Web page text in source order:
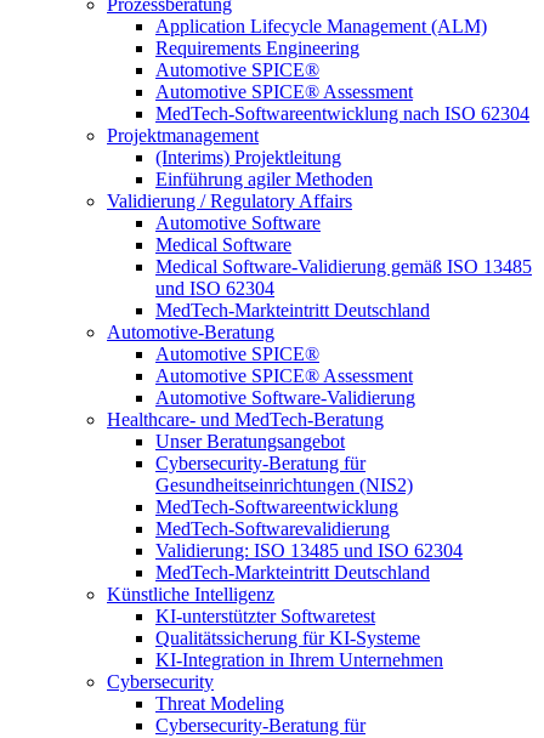
Prozessberatung
Application Lifecycle Management (ALM)
Requirements Engineering
Automotive SPICE®
Automotive SPICE® Assessment
MedTech-Softwareentwicklung nach ISO 62304
Projektmanagement
(Interims) Projektleitung
Einführung agiler Methoden
Validierung / Regulatory Affairs
Automotive Software
Medical Software
Medical Software-Validierung gemäß ISO 13485
und ISO 62304
MedTech-Markteintritt Deutschland
Automotive-Beratung
Automotive SPICE®
Automotive SPICE® Assessment
Automotive Software-Validierung
Healthcare- und MedTech-Beratung
Unser Beratungsangebot
Cybersecurity-Beratung für
Gesundheitseinrichtungen (NIS2)
MedTech-Softwareentwicklung
MedTech-Softwarevalidierung
Validierung: ISO 13485 und ISO 62304
MedTech-Markteintritt Deutschland
Künstliche Intelligenz
KI-unterstützter Softwaretest
Qualitätssicherung für KI-Systeme
KI-Integration in Ihrem Unternehmen
Cybersecurity
Threat Modeling
Cybersecurity-Beratung für